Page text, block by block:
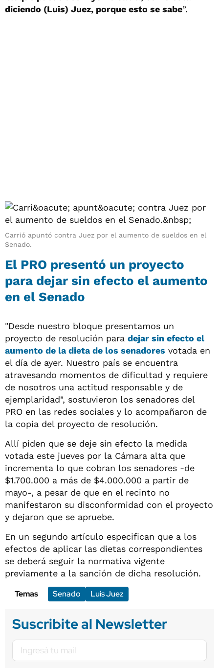
diciendo (Luis) Juez, porque esto se sabe”.
Carrió apuntó contra Juez por el aumento de sueldos en el
Senado.
El PRO presentó un proyecto
para dejar sin efecto el aumento
en el Senado
"Desde nuestro bloque presentamos un
proyecto de resolución para dejar sin efecto el
aumento de la dieta de los senadores votada en
el día de ayer. Nuestro país se encuentra
atravesando momentos de dificultad y requiere
de nosotros una actitud responsable y de
ejemplaridad", sostuvieron los senadores del
PRO en las redes sociales y lo acompañaron de
la copia del proyecto de resolución.
Allí piden que se deje sin efecto la medida
votada este jueves por la Cámara alta que
incrementa lo que cobran los senadores -de
$1.700.000 a más de $4.000.000 a partir de
mayo-, a pesar de que en el recinto no
manifestaron su disconformidad con el proyecto
y dejaron que se apruebe.
En un segundo artículo especifican que a los
efectos de aplicar las dietas correspondientes
se deberá seguir la normativa vigente
previamente a la sanción de dicha resolución.
Temas
Senado Luis Juez
Suscribite al Newsletter